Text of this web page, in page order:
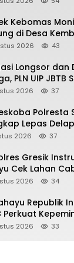
Kebomas
di Desa
2026 43
Longsor dan
PLN UIP
4.000
2026 37
Polresta
Lepas
2026 37
Gresik
Cek Lahan
Pangan
2026 34
Republik
Perkuat
Srikandi
2026 33